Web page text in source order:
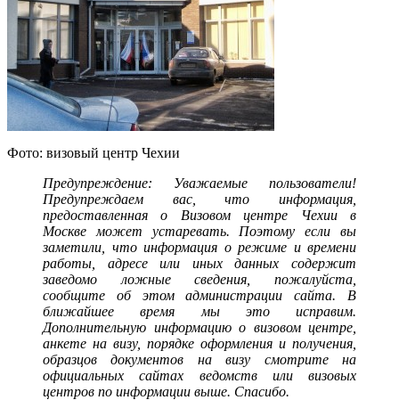
Фото: визовый центр Чехии
Предупреждение: Уважаемые пользователи!
Предупреждаем вас, что информация,
предоставленная о Визовом центре Чехии в
Москве может устаревать. Поэтому если вы
заметили, что информация о режиме и времени
работы, адресе или иных данных содержит
заведомо ложные сведения, пожалуйста,
сообщите об этом администрации сайта. В
ближайшее время мы это исправим.
Дополнительную информацию о визовом центре,
анкете на визу, порядке оформления и получения,
образцов документов на визу смотрите на
официальных сайтах ведомств или визовых
центров по информации выше. Спасибо.